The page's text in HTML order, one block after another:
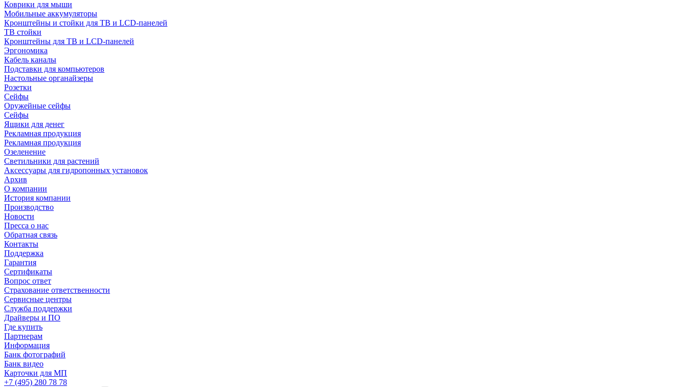
Коврики для мыши
Мобильные аккумуляторы
Кронштейны и стойки для ТВ и LCD-панелей
ТВ стойки
Кронштейны для ТВ и LCD-панелей
Эргономика
Кабель каналы
Подставки для компьютеров
Настольные органайзеры
Розетки
Сейфы
Оружейные сейфы
Сейфы
Ящики для денег
Рекламная продукция
Рекламная продукция
Озеленение
Светильники для растений
Аксессуары для гидропонных установок
Архив
О компании
История компании
Производство
Новости
Пресса о нас
Обратная связь
Контакты
Поддержка
Гарантия
Сертификаты
Вопрос ответ
Страхование ответственности
Сервисные центры
Служба поддержки
Драйверы и ПО
Где купить
Партнерам
Информация
Банк фотографий
Банк видео
Карточки для МП
+7 (495) 280 78 78